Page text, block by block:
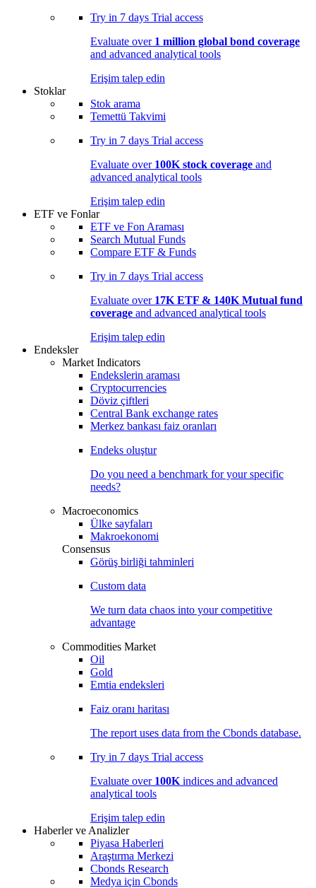
Try in 7 days Trial access
Evaluate over 1 million global bond coverage
and advanced analytical tools
Erişim talep edin
Stoklar
Stok arama
Temettü Takvimi
Try in 7 days Trial access
Evaluate over 100K stock coverage and
advanced analytical tools
Erişim talep edin
ETF ve Fonlar
ETF ve Fon Araması
Search Mutual Funds
Compare ETF & Funds
Try in 7 days Trial access
Evaluate over 17K ETF & 140K Mutual fund
coverage and advanced analytical tools
Erişim talep edin
Endeksler
Market Indicators
Endekslerin araması
Cryptocurrencies
Döviz çiftleri
Central Bank exchange rates
Merkez bankası faiz oranları
Endeks oluştur
Do you need a benchmark for your specific
needs?
Macroeconomics
Ülke sayfaları
Makroekonomi
Consensus
Görüş birliği tahminleri
Custom data
We turn data chaos into your competitive
advantage
Commodities Market
Oil
Gold
Emtia endeksleri
Faiz oranı haritası
The report uses data from the Cbonds database.
Try in 7 days Trial access
Evaluate over 100K indices and advanced
analytical tools
Erişim talep edin
Haberler ve Analizler
Piyasa Haberleri
Araştırma Merkezi
Cbonds Research
Medya için Cbonds